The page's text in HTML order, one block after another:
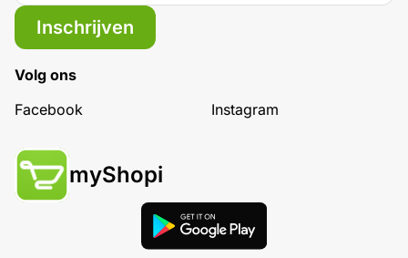
Inschrijven
Volg ons
Facebook
Instagram
myShopi